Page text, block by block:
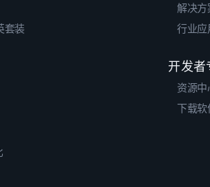
套装
解决方
行业应
开发者
资源中
下载